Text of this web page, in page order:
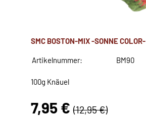
SMC BOSTON-MIX -SONNE COLOR-
Artikelnummer: BM90
100g Knäuel
7,95 € (12,95 €)